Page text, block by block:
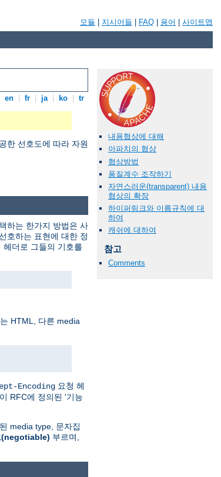
모듈 지시어들 FAQ 용어 사이트맵
en fr ja ko tr
한 선호도에 따라 자원
내용협상에 대해
아파치의 협상
협상방법
품질계수 조작하기
자연스러운(transparent) 내용
협상의 확장
하이퍼링크와 이름규칙에 대
하여
캐쉬에 대하여
참고
Comments
하는 한가지 방법은 사
호하는 표현에 대한 정
더로 그들의 기호를
HTML, 다른 media
Encoding 요청 헤
RFC에 정의된 '기능
media type, 문자집
(negotiable) 부르며,